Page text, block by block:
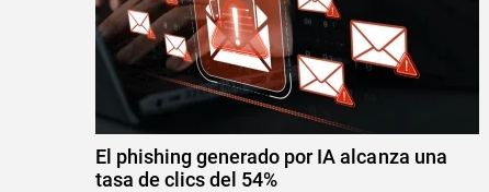
El phishing generado por IA alcanza una
tasa de clics del 54%